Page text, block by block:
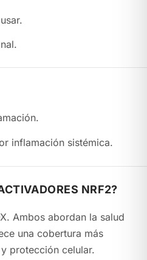
inflamación sistémica.
NRF2?
Ambos abordan la salud
tu estrategia proactiva de salud y protección celular.